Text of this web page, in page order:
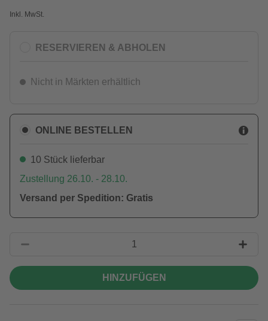
Inkl. MwSt.
RESERVIEREN & ABHOLEN
Nicht in Märkten erhältlich
ONLINE BESTELLEN
10 Stück lieferbar
Zustellung 26.10. - 28.10.
Versand per Spedition: Gratis
HINZUFÜGEN